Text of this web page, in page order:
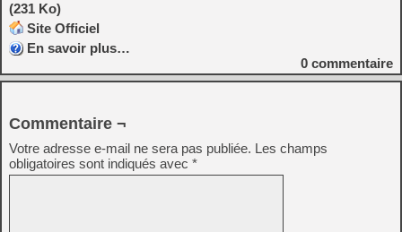
(231 Ko)
Site Officiel
En savoir plus…
0 commentaire
Commentaire ¬
Votre adresse e-mail ne sera pas publiée. Les champs
obligatoires sont indiqués avec *